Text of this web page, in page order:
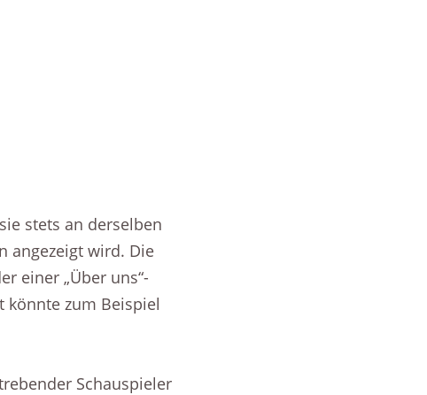
stets an derselben
angezeigt wird. Die
einer „Über uns“-
könnte zum Beispiel
Schauspieler